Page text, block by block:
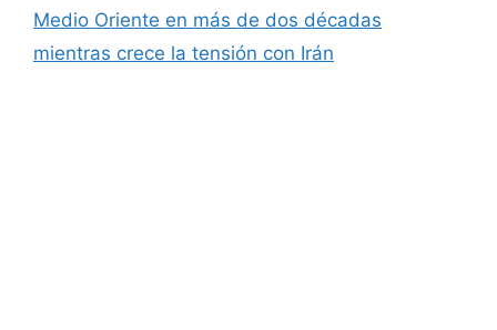
Medio Oriente en más de dos décadas
mientras crece la tensión con Irán